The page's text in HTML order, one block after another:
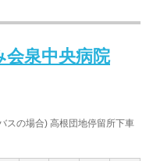
会泉中央病院
スの場合) 高根団地停留所下車